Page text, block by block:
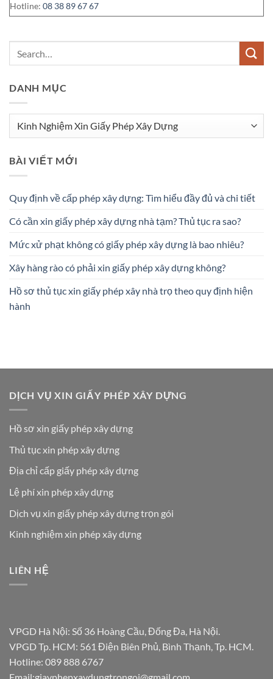
Hotline: 08 38 89 67 67
DANH MỤC
BÀI VIẾT MỚI
Quy định về cấp phép xây dựng: Tìm hiểu đầy đủ và chi tiết
Có cần xin giấy phép xây dựng nhà tạm? Thủ tục ra sao?
Mức xử phạt không có giấy phép xây dựng là bao nhiêu?
Xây hàng rào có phải xin giấy phép xây dựng không?
Hồ sơ thủ tục xin giấy phép xây nhà trọ theo quy định hiện
hành
DỊCH VỤ XIN GIẤY PHÉP XÂY DỰNG
Hồ sơ xin giấy phép xây dựng
Thủ tục xin phép xây dựng
Địa chỉ cấp giấy phép xây dựng
Lệ phí xin phép xây dựng
Dịch vụ xin giấy phép xây dựng trọn gói
Kinh nghiệm xin phép xây dựng
LIÊN HỆ
VPGD Hà Nội: Số 36 Hoàng Cầu, Đống Đa, Hà Nội.
VPGD Tp. HCM: 561 Điện Biên Phủ, Bình Thạnh, Tp. HCM.
Hotline: 089 888 6767